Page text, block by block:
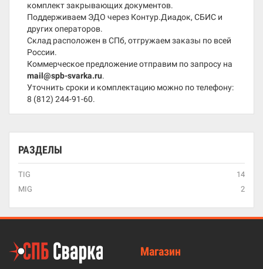
комплект закрывающих документов.
Поддерживаем ЭДО через Контур.Диадок, СБИС и
других операторов.
Склад расположен в СПб, отгружаем заказы по всей
России.
Коммерческое предложение отправим по запросу на
mail@spb-svarka.ru.
Уточнить сроки и комплектацию можно по телефону:
8 (812) 244-91-60.
РАЗДЕЛЫ
TIG
14
MIG
2
Магазин